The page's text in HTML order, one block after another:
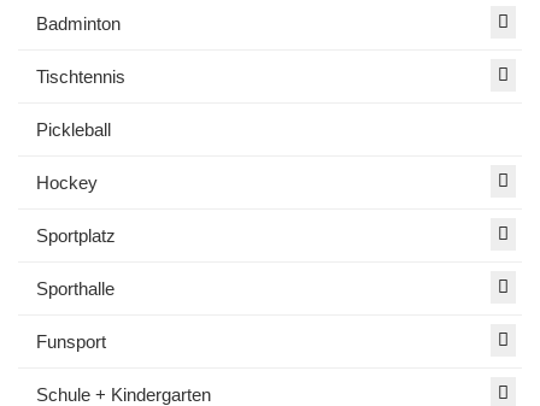
Badminton
Tischtennis
Pickleball
Hockey
Sportplatz
Sporthalle
Funsport
Schule + Kindergarten